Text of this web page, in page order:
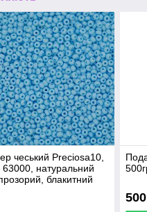
чеський Preciosa10,
63000, натуральний
блакитний
500